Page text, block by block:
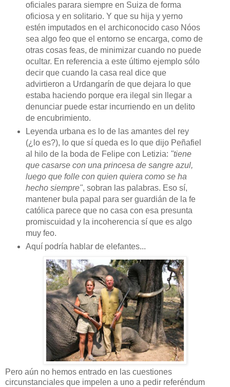
oficiales parara siempre en Suiza de forma
oficiosa y en solitario. Y que su hija y yerno
estén imputados en el archiconocido caso Nóos
sea algo feo que el entorno se encarga, como de
otras cosas feas, de minimizar cuando no puede
ocultar. En referencia a este último ejemplo sólo
decir que cuando la casa real dice que
advirtieron a Urdangarín de que dejara lo que
estaba haciendo porque era ilegal sin llegar a
denunciar puede estar incurriendo en un delito
de encubrimiento.
Leyenda urbana es lo de las amantes del rey
(¿lo es?), lo que sí queda es lo que dijo Peñafiel
al hilo de la boda de Felipe con Letizia: "tiene
que casarse con una princesa de sangre azul,
luego que folle con quien quiera como se ha
hecho siempre", sobran las palabras. Eso sí,
mantener bula papal para ser guardián de la fe
católica parece que no casa con esa presunta
promiscuidad y la incoherencia sí que es algo
muy feo.
Aquí podría hablar de elefantes...
Pero aún no hemos entrado en las cuestiones
circunstanciales que impelen a uno a pedir referéndum